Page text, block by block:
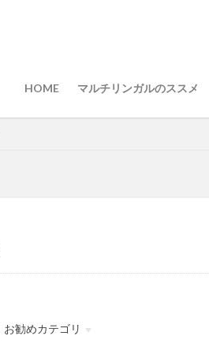
HOME マルチリンガルのススメ
お勧めカテゴリ